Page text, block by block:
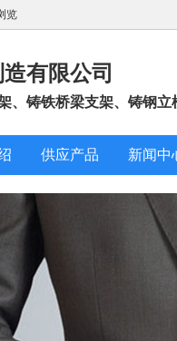
览
有限公司
、铸铁桥梁支架、铸钢立
供应产品 新闻中